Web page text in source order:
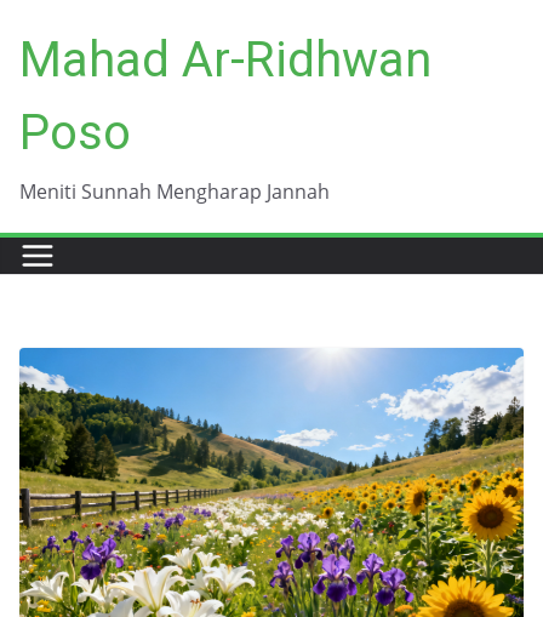
content
Mahad Ar-Ridhwan
Poso
Meniti Sunnah Mengharap Jannah